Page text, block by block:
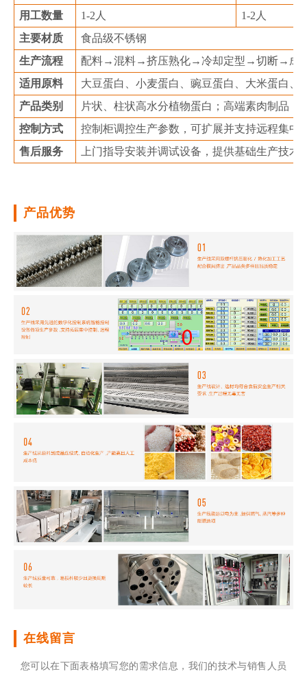
用工数量 1-2人
1-2人
主要材质
食品级不锈钢
生产流程
配料→混料→挤压熟化→冷却定型→切断→成
适用原料
大豆蛋白、小麦蛋白、豌豆蛋白、大米蛋白、
产品类别
片状、柱状高水分植物蛋白；高端素肉制品
控制方式
控制柜调控生产参数，可扩展并支持远程集中
售后服务
上门指导安装并调试设备，提供基础生产技术
产品优势
在线留言
您可以在下面表格填写您的需求信息，我们的技术与销售人员